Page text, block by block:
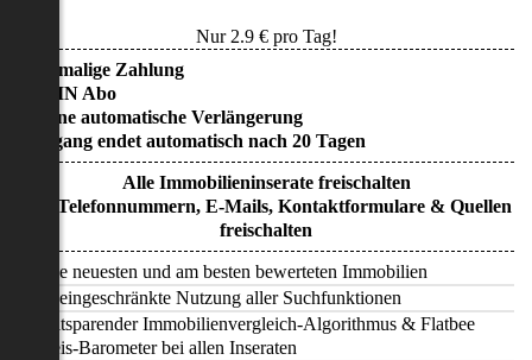
Nur 2.9€ pro Tag!
• Einmalige Zahlung
• KEIN Abo
• Keine automatische Verlängerung
• Zugang endet automatisch nach 20 Tagen
Alle Immobilieninserate freischalten
Alle Telefonnummern, E-Mails, Kontaktformulare & Quellen
freischalten
Alle neuesten und am besten bewerteten Immobilien
Uneingeschränkte Nutzung aller Suchfunktionen
Zeitsparender Immobilienvergleich-Algorithmus & Flatbee
Preis-Barometer bei allen Inseraten